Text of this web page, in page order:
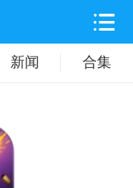
新闻 合集
智